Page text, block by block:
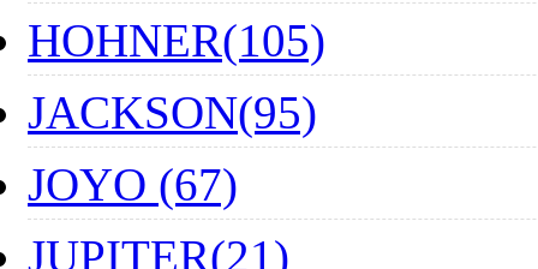
HOHNER(105)
JACKSON(95)
JOYO (67)
JUPITER(21)